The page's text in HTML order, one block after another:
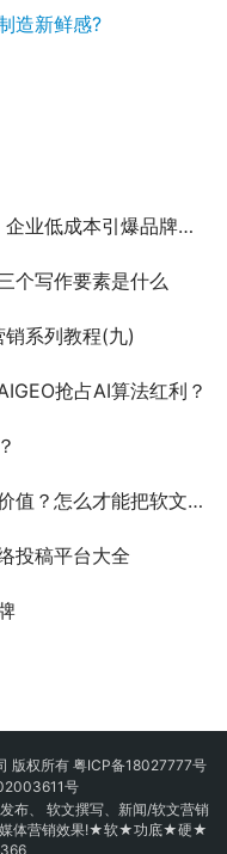
造新鲜感?
成本引爆品牌曝光！
个写作要素是什么
系列教程(九)
抢占AI算法红利？
才能把软文营销价值最大化
投稿平台大全
版权所有 粤ICP备18027777号
号
布、 软文撰写、新闻/软文营销
媒体营销效果!★软★功底★硬★